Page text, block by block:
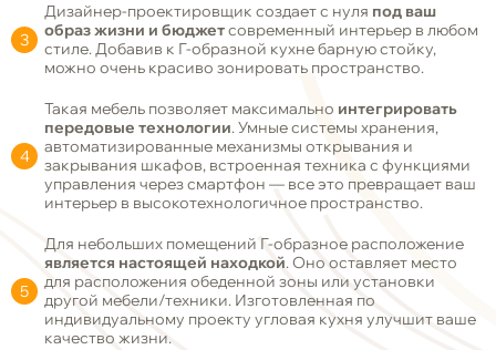
Дизайнер-проектировщик создает с нуля под ваш
образ жизни и бюджетсовременный интерьер в любом
стиле. Добавив к Г-образной кухне барную стойку,
можно очень красиво зонировать пространство.
Такая мебель позволяет максимально интегрировать
передовые технологии. Умные системы хранения,
автоматизированные механизмы открывания и
закрывания шкафов, встроенная техника с функциями
управления через смартфон — все это превращает ваш
интерьер в высокотехнологичное пространство.
Для небольших помещений Г-образное расположение
является настоящей находкой. Оно оставляет место
для расположения обеденной зоны или установки
другой мебели/техники. Изготовленная по
индивидуальному проекту угловая кухня улучшит ваше
качество жизни.